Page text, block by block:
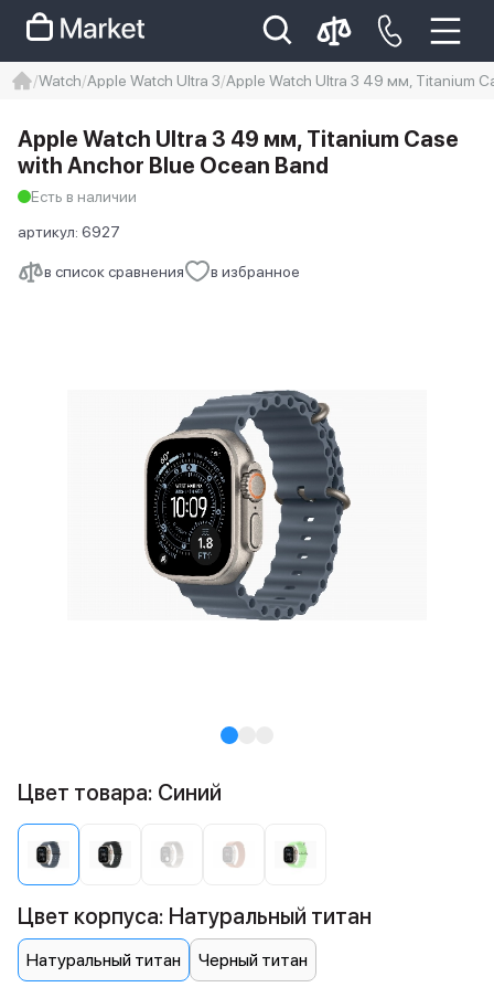
Iphone 14 pro max
айфон 14
Watch Apple Watch Ultra 3 Apple Watch Ultra 3 49 мм, Titanium
в список сравнения в избранное
Apple Watch Ultra 3 49 мм, Titanium Case
with Anchor Blue Ocean Band
Есть в наличии
артикул: 6927
Цвет товара: Синий
Цвет корпуса: Натуральный титан
Натуральный титан Черный титан